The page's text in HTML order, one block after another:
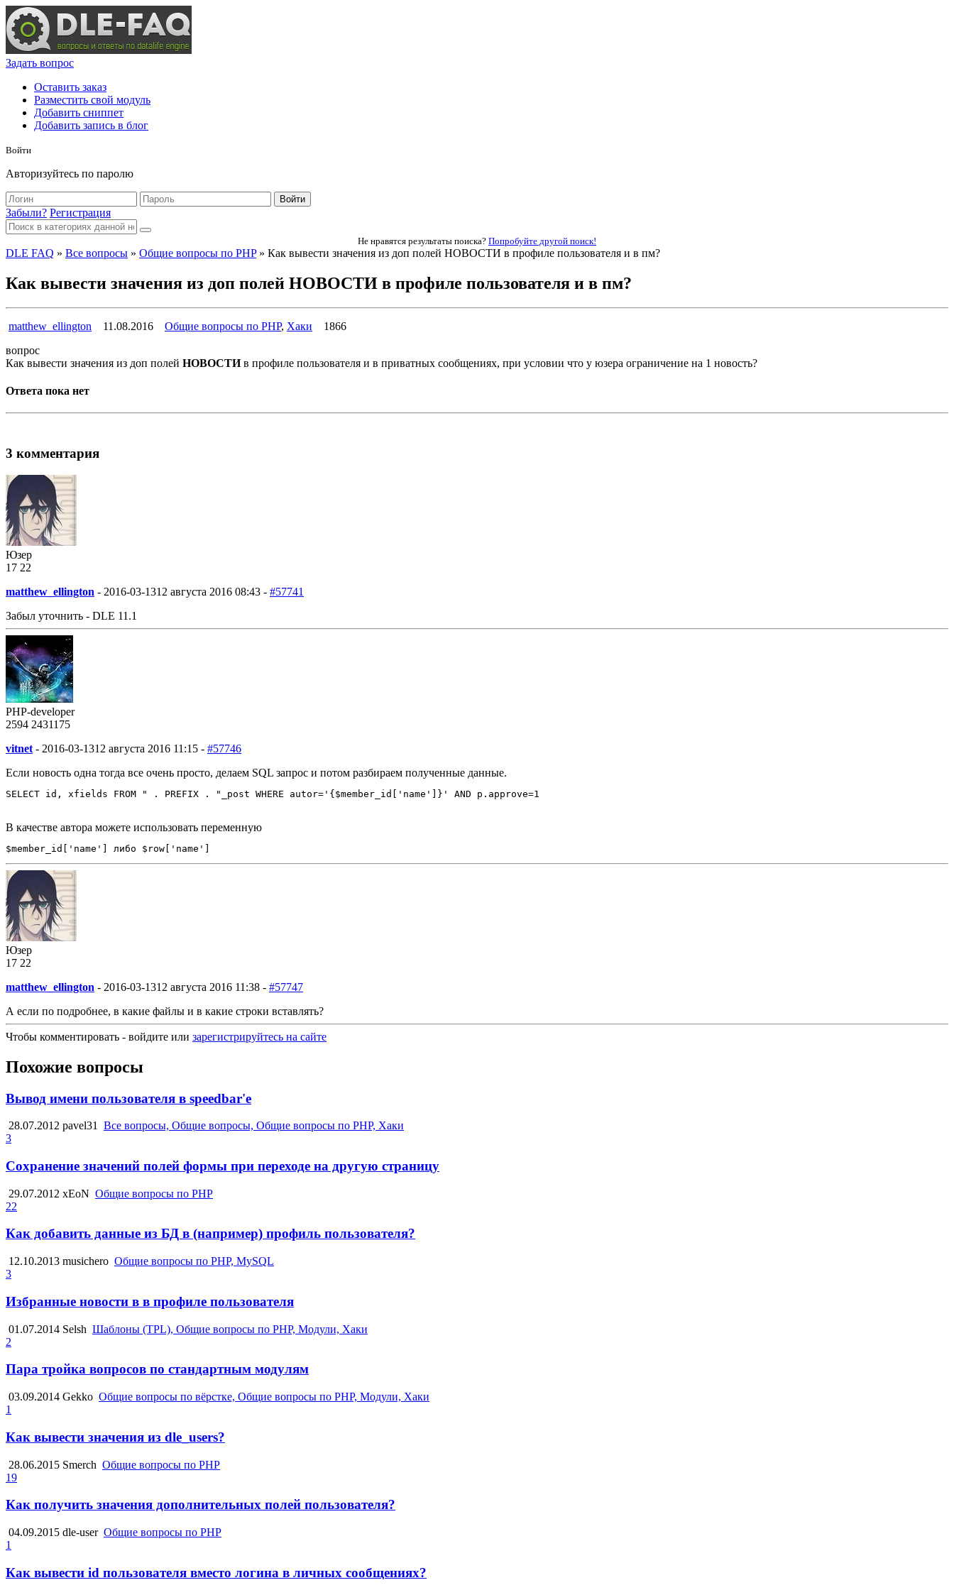
Задать вопрос
Оставить заказ
Разместить свой модуль
Добавить сниппет
Добавить запись в блог
Войти
Авторизуйтесь по паролю
Войти
Забыли? Регистрация
Не нравятся результаты поиска? Попробуйте другой поиск!
DLE FAQ » Все вопросы » Общие вопросы по PHP» Как вывести значения из доп полей НОВОСТИ в профиле пользователя и в пм?
Как вывести значения из доп полей НОВОСТИ в профиле пользователя и в пм?
matthew_ellington 11.08.2016 Общие вопросы по PHP, Хаки
1866
вопрос
Как вывести значения из доп полей НОВОСТИв профиле пользователя и в приватных сообщениях, при условии что у юзера ограничение на 1 новость?
Ответа пока нет
3 комментария
Юзер
17 22
matthew_ellington - 2016-03-1312 августа 2016 08:43 - #57741
Забыл уточнить - DLE 11.1
PHP-developer
2594 2431175
vitnet - 2016-03-1312 августа 2016 11:15 - #57746
Если новость одна тогда все очень просто, делаем SQL запрос и потом разбираем полученные данные.
SELECT id, xfields FROM " . PREFIX . "_post WHERE autor='{$member_id['name']}' AND p.approve=1
В качестве автора можете использовать переменную
$member_id['name'] либо $row['name']
Юзер
17 22
matthew_ellington - 2016-03-1312 августа 2016 11:38 - #57747
А если по подробнее, в какие файлы и в какие строки вставлять?
Чтобы комментировать - войдите или зарегистрируйтесь на сайте
Похожие вопросы
Вывод имени пользователя в speedbar'е
28.07.2012 pavel31
Все вопросы, Общие вопросы, Общие вопросы по PHP, Хаки
3
Сохранение значений полей формы при переходе на другую страницу
29.07.2012 xEoN Общие вопросы по PHP
22
Как добавить данные из БД в (например) профиль пользователя?
12.10.2013 musichero Общие вопросы по PHP, MySQL
3
Избранные новости в в профиле пользователя
01.07.2014 Selsh Шаблоны (TPL), Общие вопросы по PHP, Модули, Хаки
2
Пара тройка вопросов по стандартным модулям
03.09.2014 Gekko Общие вопросы по вёрстке, Общие вопросы по PHP, Модули, Хаки
1
Как вывести значения из dle_users?
28.06.2015 Smerch Общие вопросы по PHP
19
Как получить значения дополнительных полей пользователя?
04.09.2015 dle-user Общие вопросы по PHP
1
Как вывести id пользователя вместо логина в личных сообщениях?